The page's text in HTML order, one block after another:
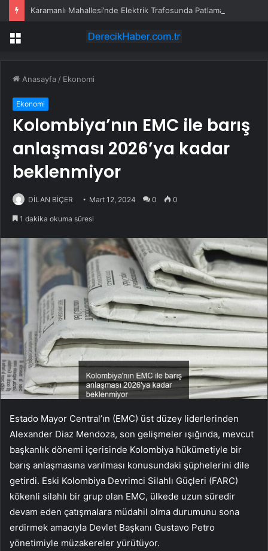
Menü
Anasayfa / Ekonomi
Ekonomi
Kolombiya’nın EMC ile barış
anlaşması 2026’ya kadar
beklenmiyor
DİLAN BİÇER Mart 12, 2024 0 0
1 dakika okuma süresi
Estado Mayor Central’ın (EMC) üst düzey liderlerinden
Alexander Diaz Mendoza, son gelişmeler ışığında, mevcut
başkanlık dönemi içerisinde Kolombiya hükümetiyle bir
barış anlaşmasına varılması konusundaki şüphelerini dile
getirdi. Eski Kolombiya Devrimci Silahlı Güçleri (FARC)
kökenli silahlı bir grup olan EMC, ülkede uzun süredir
devam eden çatışmalara müdahil olma durumunu sona
erdirmek amacıyla Devlet Başkanı Gustavo Petro
yönetimiyle müzakereler yürütüyor.